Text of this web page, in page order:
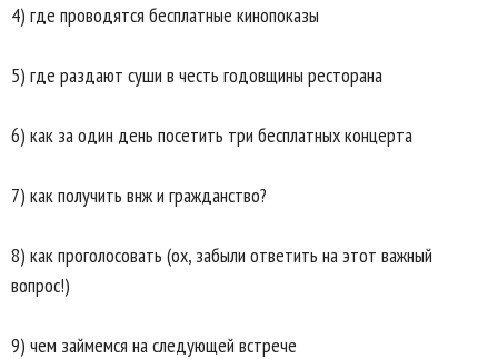
4) где проводятся бесплатные кинопоказы
5) где раздают суши в честь годовщины ресторана
6) как за один день посетить три бесплатных концерта
7) как получить внж и гражданство?
8) как проголосовать (ох, забыли ответить на этот важный
вопрос!)
9) чем займемся на следующей встрече